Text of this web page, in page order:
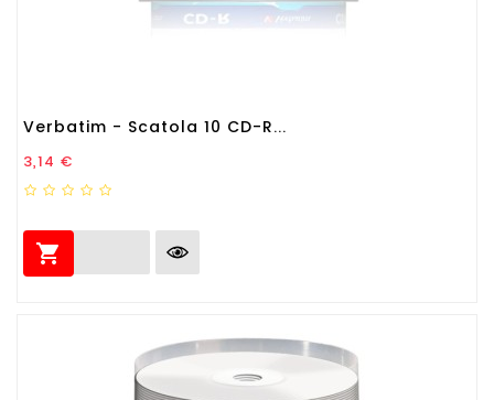
Verbatim - Scatola 10 CD-R...
Prezzo
3,14 €
